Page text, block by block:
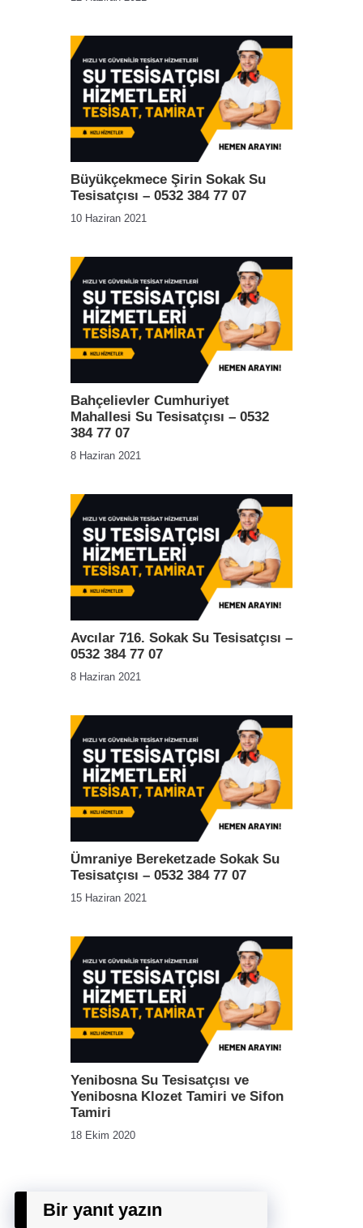
Büyükçekmece Şirin Sokak Su
Tesisatçısı – 0532 384 77 07
10 Haziran 2021
Bahçelievler Cumhuriyet
Mahallesi Su Tesisatçısı – 0532
384 77 07
8 Haziran 2021
Avcılar 716. Sokak Su Tesisatçısı –
0532 384 77 07
8 Haziran 2021
Ümraniye Bereketzade Sokak Su
Tesisatçısı – 0532 384 77 07
15 Haziran 2021
Yenibosna Su Tesisatçısı ve
Yenibosna Klozet Tamiri ve Sifon
Tamiri
18 Ekim 2020
Bir yanıt yazın